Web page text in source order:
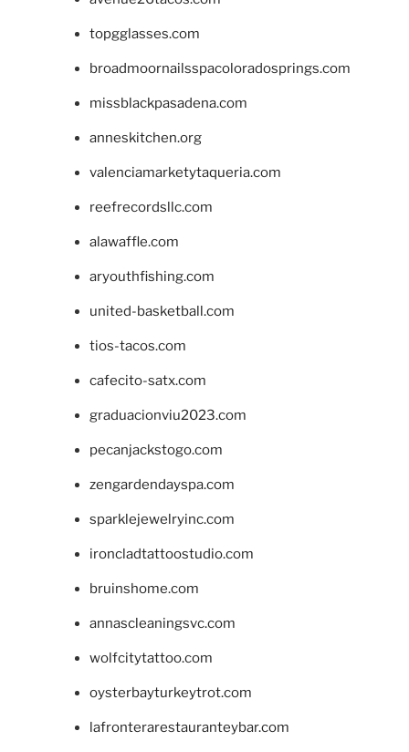
topgglasses.com
broadmoornailsspacoloradosprings.com
missblackpasadena.com
anneskitchen.org
valenciamarketytaqueria.com
reefrecordsllc.com
alawaffle.com
aryouthfishing.com
united-basketball.com
tios-tacos.com
cafecito-satx.com
graduacionviu2023.com
pecanjackstogo.com
zengardendayspa.com
sparklejewelryinc.com
ironcladtattoostudio.com
bruinshome.com
annascleaningsvc.com
wolfcitytattoo.com
oysterbayturkeytrot.com
lafronterarestauranteybar.com